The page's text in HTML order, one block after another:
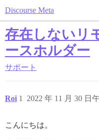
Discourse Meta
存在しないリ
ースホルダー
サポート
Roi 2022 年 11 月 30 日
1
こんにちは。